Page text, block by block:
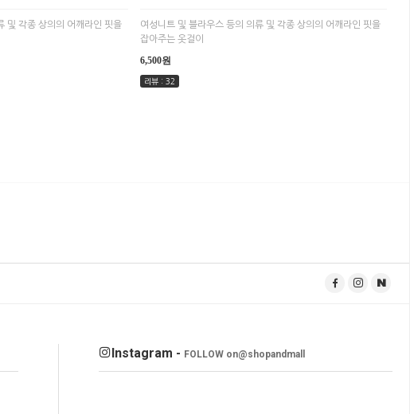
및 각종 상의의 어깨라인 핏을
여성니트 및 블라우스 등의 의류 및 각종 상의의 어깨라인 핏을
잡아주는 옷걸이
6,500원
리뷰 : 32
Instagram - FOLLOW on@shopandmall